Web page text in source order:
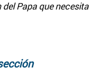
Papa que necesita